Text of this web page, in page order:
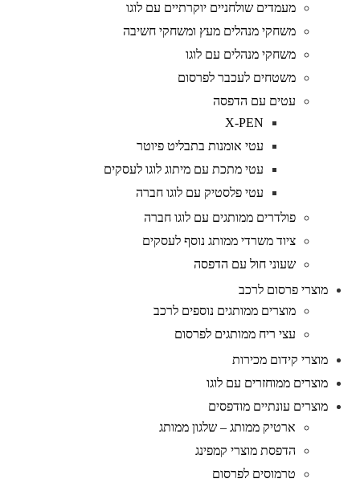
מעמדים שולחניים יוקרתיים עם לוגו
משחקי מנהלים מעץ ומשחקי חשיבה
משחקי מנהלים עם לוגו
משטחים לעכבר לפרסום
עטים עם הדפסה
X-PEN
עטי אומנות בתבליט פיוטר
עטי מתכת עם מיתוג לוגו לעסקים
עטי פלסטיק עם לוגו חברה
פולדרים ממותגים עם לוגו חברה
ציוד משרדי ממותג נוסף לעסקים
שעוני חול עם הדפסה
מוצרי פרסום לרכב
מוצרים ממותגים נוספים לרכב
עצי ריח ממותגים לפרסום
מוצרי קידום מכירות
מוצרים ממוחזרים עם לוגו
מוצרים עונתיים מודפסים
ארטיק ממותג – שלגון ממותג
הדפסת מוצרי קמפינג
טרמוסים לפרסום